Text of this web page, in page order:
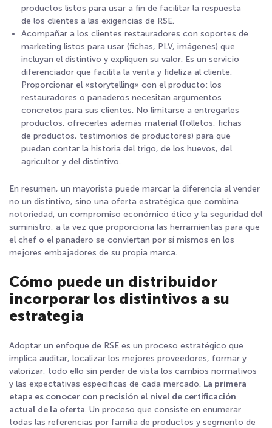
productos listos para usar a fin de facilitar la respuesta
de los clientes a las exigencias de RSE.
Acompañar a los clientes restauradores con soportes de
marketing listos para usar (fichas, PLV, imágenes) que
incluyan el distintivo y expliquen su valor. Es un servicio
diferenciador que facilita la venta y fideliza al cliente.
Proporcionar el «storytelling» con el producto: los
restauradores o panaderos necesitan argumentos
concretos para sus clientes. No limitarse a entregarles
productos, ofrecerles además material (folletos, fichas
de productos, testimonios de productores) para que
puedan contar la historia del trigo, de los huevos, del
agricultor y del distintivo.
En resumen, un mayorista puede marcar la diferencia al vender
no un distintivo, sino una oferta estratégica que combina
notoriedad, un compromiso económico ético y la seguridad del
suministro, a la vez que proporciona las herramientas para que
el chef o el panadero se conviertan por sí mismos en los
mejores embajadores de su propia marca.
Cómo puede un distribuidor
incorporar los distintivos a su
estrategia
Adoptar un enfoque de RSE es un proceso estratégico que
implica auditar, localizar los mejores proveedores, formar y
valorizar, todo ello sin perder de vista los cambios normativos
y las expectativas específicas de cada mercado. La primera
etapa es conocer con precisión el nivel de certificación
actual de la oferta. Un proceso que consiste en enumerar
todas las referencias por familia de productos y segmento de